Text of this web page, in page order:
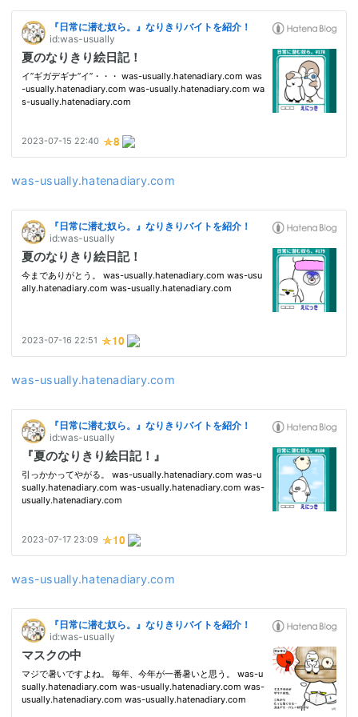
was-usually.hatenadiary.com
was-usually.hatenadiary.com
was-usually.hatenadiary.com